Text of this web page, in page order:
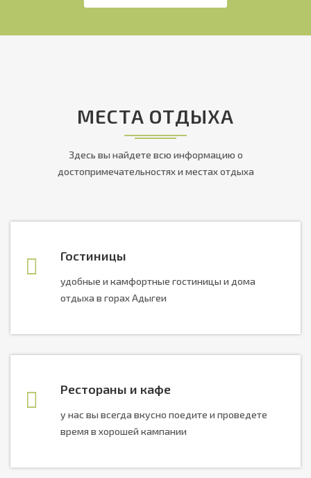
МЕСТА ОТДЫХА
Здесь вы найдете всю информацию о
достопримечательностях и местах отдыха
Гостиницы
удобные и камфортные гостиницы и дома
отдыха в горах Адыгеи
Рестораны и кафе
у нас вы всегда вкусно поедите и проведете
время в хорошей кампании